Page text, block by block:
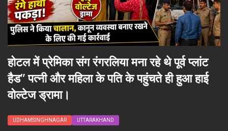
होटल में प्रेमिका संग रंगरलिया मना रहे थे पूर्व प्लांट
हैड” पत्नी और महिला के पति के पहुंचते ही हुआ हाई
वोल्टेज ड्रामा।
UDHAMSINGHNAGAR UTTARAKHAND